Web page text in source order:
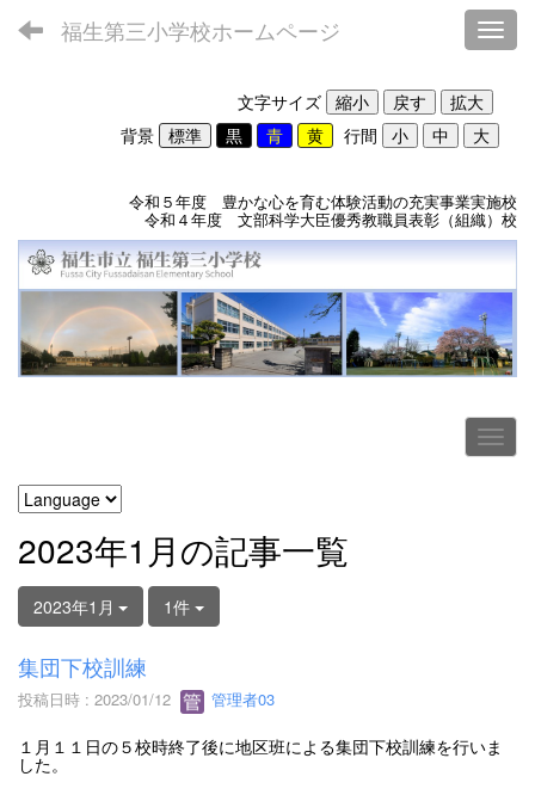
福生第三小学校ホームページ
文字サイズ
背景
行間
令和５年度 豊かな心を育む体験活動の充実事業実施校
令和４年度 文部科学大臣優秀教職員表彰（組織）校
2023年1月の記事一覧
2023年1月 1件
集団下校訓練
投稿日時 : 2023/01/12 管理者03
１月１１日の５校時終了後に地区班による集団下校訓練を行いま
した。